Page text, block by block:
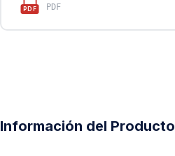
PDF PDF
Información del Producto